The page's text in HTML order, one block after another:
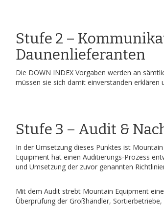
Stufe 2 –
Daunenlieferanten
Die DOWN INDEX Vorgaben werden an
müssen sie sich damit einverstanden erklären
Stufe 3 – Audit &
In der Umsetzung dieses Punktes ist
Equipment hat einen Auditierungs-Prozess
und Umsetzung der zuvor genannten
Mit dem Audit strebt Mountain Equipment
Überprüfung der Großhändler,